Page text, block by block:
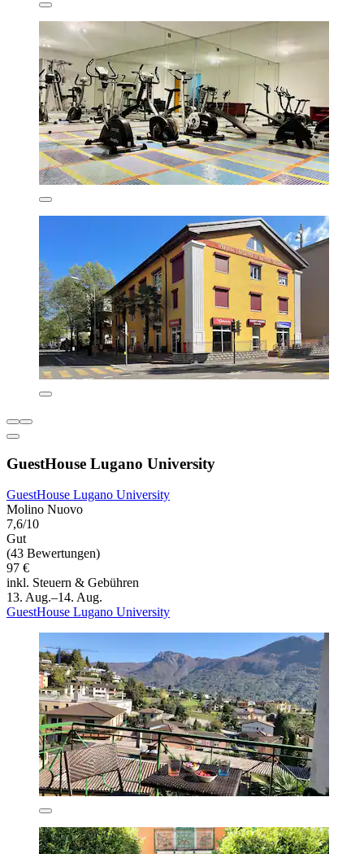
GuestHouse Lugano University
GuestHouse Lugano University
Molino Nuovo
7,6/10
Gut
(43 Bewertungen)
97 €
inkl. Steuern & Gebühren
13. Aug.–14. Aug.
GuestHouse Lugano University